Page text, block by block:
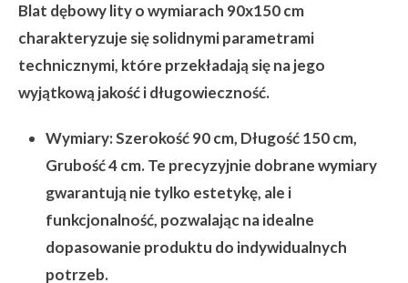
Blat dębowy lity o wymiarach 90x150 cm
charakteryzuje się solidnymi parametrami
technicznymi, które przekładają się na jego
wyjątkową jakość i długowieczność.
Wymiary:Szerokość 90 cm, Długość 150 cm,
Grubość 4 cm. Te precyzyjnie dobrane wymiary
gwarantują nie tylko estetykę, ale i
funkcjonalność, pozwalając na idealne
dopasowanie produktu do indywidualnych
potrzeb.